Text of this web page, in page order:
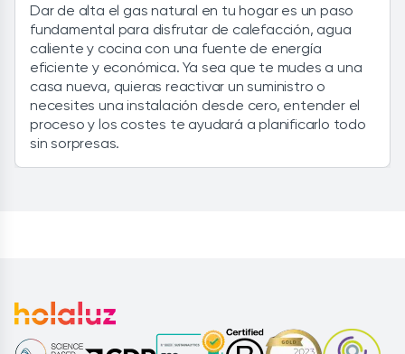
Dar de alta el gas natural en tu hogar es un paso
fundamental para disfrutar de calefacción, agua
caliente y cocina con una fuente de energía
eficiente y económica. Ya sea que te mudes a una
casa nueva, quieras reactivar un suministro o
necesites una instalación desde cero, entender el
proceso y los costes te ayudará a planificarlo todo
sin sorpresas.